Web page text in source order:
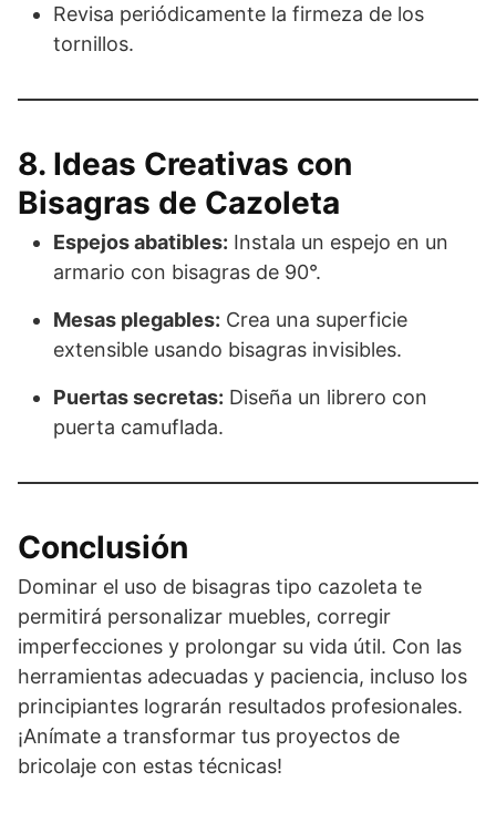
Revisa periódicamente la firmeza de los
tornillos.
8. Ideas Creativas con
Bisagras de Cazoleta
Espejos abatibles: Instala un espejo en un
armario con bisagras de 90°.
Mesas plegables: Crea una superficie
extensible usando bisagras invisibles.
Puertas secretas: Diseña un librero con
puerta camuflada.
Conclusión
Dominar el uso de bisagras tipo cazoleta te
permitirá personalizar muebles, corregir
imperfecciones y prolongar su vida útil. Con las
herramientas adecuadas y paciencia, incluso los
principiantes lograrán resultados profesionales.
¡Anímate a transformar tus proyectos de
bricolaje con estas técnicas!